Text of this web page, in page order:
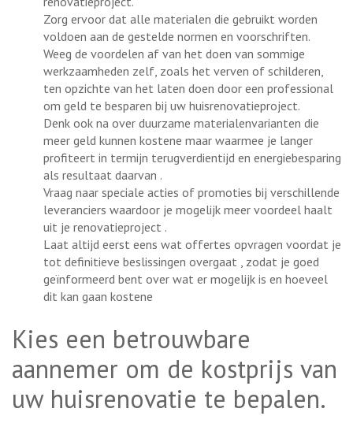
Zorg ervoor dat alle materialen die gebruikt worden
voldoen aan de gestelde normen en voorschriften.
Weeg de voordelen af van het doen van sommige
werkzaamheden zelf, zoals het verven of schilderen,
ten opzichte van het laten doen door een professional
om geld te besparen bij uw huisrenovatieproject.
Denk ook na over duurzame materialenvarianten die
meer geld kunnen kostene maar waarmee je langer
profiteert in termijn terugverdientijd en energiebesparing
als resultaat daarvan .
Vraag naar speciale acties of promoties bij verschillende
leveranciers waardoor je mogelijk meer voordeel haalt
uit je renovatieproject .
Laat altijd eerst eens wat offertes opvragen voordat je
tot definitieve beslissingen overgaat , zodat je goed
geïnformeerd bent over wat er mogelijk is en hoeveel
dit kan gaan kostene
Kies een betrouwbare
aannemer om de kostprijs van
uw huisrenovatie te bepalen.